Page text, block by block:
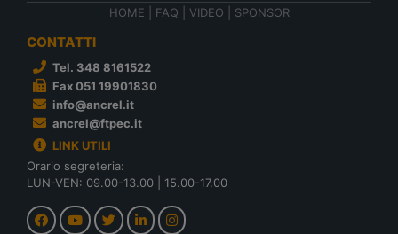
HOME
FAQ VIDEO SPONSOR
CONTATTI
Tel. 348 8161522
Fax 051 19901830
info@ancrel.it
ancrel@ftpec.it
LINK UTILI
Orario segreteria:
LUN-VEN: 09.00-13.00 | 15.00-17.00